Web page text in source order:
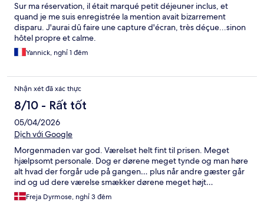
Sur ma réservation, il était marqué petit déjeuner inclus, et
quand je me suis enregistrée la mention avait bizarrement
disparu. J'aurai dû faire une capture d'écran, très déçue...sinon
hôtel propre et calme.
Yannick, nghỉ 1 đêm
Nhận xét đã xác thực
8/10 - Rất tốt
05/04/2026
Dịch với Google
Morgenmaden var god. Værelset helt fint til prisen. Meget
hjælpsomt personale. Dog er dørene meget tynde og man høre
alt hvad der forgår ude på gangen… plus når andre gæster går
ind og ud dere værelse smækker dørene meget højt…
Freja Dyrmose, nghỉ 3 đêm